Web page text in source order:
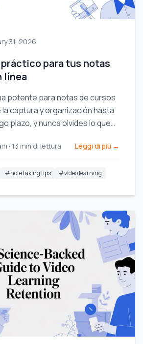
31, 2026
para tus notas
línea
potente para notas de cursos
la captura y organización hasta
plazo, y nunca olvides lo que
• 13 min di lettura Leggi di più →
#note taking tips #video learning